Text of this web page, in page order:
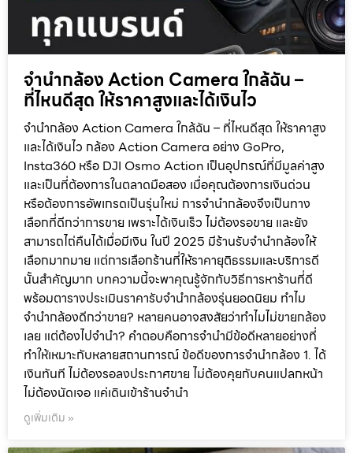
จำนำกล้อง Action Camera ใกล้ฉัน –
ที่ไหนดีสุด ให้ราคาสูงและได้เงินไว
จำนำกล้อง Action Camera ใกล้ฉัน – ที่ไหนดีสุด ให้ราคาสูง
และได้เงินไว กล้อง Action Camera อย่าง GoPro,
Insta360 หรือ DJI Osmo Action เป็นอุปกรณ์ที่มีมูลค่าสูง
และเป็นที่ต้องการในตลาดมือสอง เมื่อคุณต้องการเงินด่วน
หรือต้องการอัพเกรดเป็นรุ่นใหม่ การจำนำกล้องจึงเป็นทาง
เลือกที่ดีกว่าการขาย เพราะได้เงินเร็ว ไม่ต้องรอขาย และยัง
สามารถไถ่คืนได้เมื่อมีเงิน ในปี 2025 มีร้านรับจำนำกล้องให้
เลือกมากมาย แต่การเลือกร้านที่ให้ราคายุติธรรมและบริการดี
นั้นสำคัญมาก บทความนี้จะพาคุณรู้จักกับวิธีการหาร้านที่ดี
พร้อมตารางประเมินราคารับจำนำกล้องรุ่นยอดนิยม ทำไม
จำนำกล้องดีกว่าขาย? หลายคนอาจสงสัยว่าทำไมไม่ขายกล้อง
เลย แต่ต้องไปจำนำ? คำตอบคือการจำนำมีข้อดีหลายอย่างที่
ทำให้เหมาะกับหลายสถานการณ์ ข้อดีของการจำนำกล้อง 1. ได้
เงินทันที ไม่ต้องรอลงประกาศขาย ไม่ต้องคุยกับคนแปลกหน้า
ไม่ต้องนัดเจอ แค่เดินเข้าร้านจำนำ
ดูเพิ่มเติม »